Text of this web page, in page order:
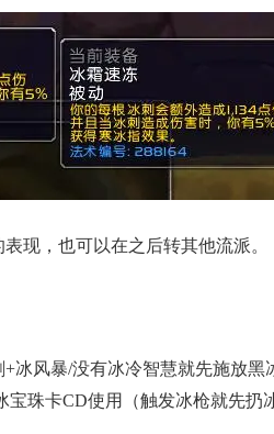
现，也可以在之后转其他流派。
风暴/没有冰冷智慧就先施放黑
珠卡CD使用（触发冰枪就先